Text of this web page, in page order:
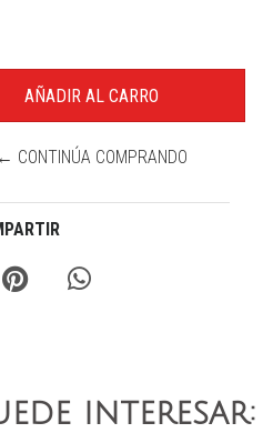
← CONTINÚA COMPRANDO
interesar: